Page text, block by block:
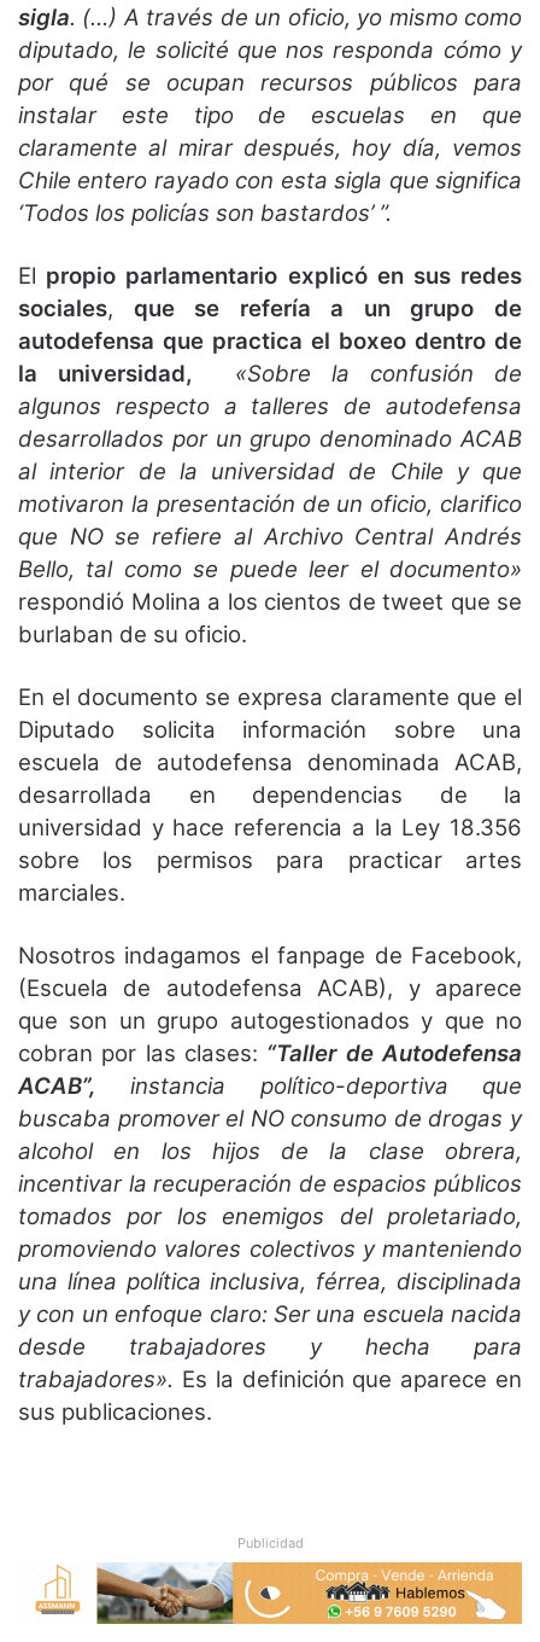
sigla. (…) A través de un oficio, yo mismo como
diputado, le solicité que nos responda cómo y
por qué se ocupan recursos públicos para
instalar este tipo de escuelas en que
claramente al mirar después, hoy día, vemos
Chile entero rayado con esta sigla que significa
‘Todos los policías son bastardos’ ”.
El propio parlamentario explicó en sus redes
sociales, que se refería a un grupo de
autodefensa que practica el boxeo dentro de
la universidad,
«Sobre la confusión de
algunos respecto a talleres de autodefensa
desarrollados por un grupo denominado ACAB
al interior de la universidad de Chile y que
motivaron la presentación de un oficio, clarifico
que NO se refiere al Archivo Central Andrés
Bello, tal como se puede leer el documento»
respondió Molina a los cientos de tweet que se
burlaban de su oficio.
En el documento se expresa claramente que el
Diputado solicita información sobre una
escuela de autodefensa denominada ACAB,
desarrollada en dependencias de la
universidad y hace referencia a la Ley 18.356
sobre los permisos para practicar artes
marciales.
Nosotros indagamos el fanpage de Facebook,
(Escuela de autodefensa ACAB), y aparece
que son un grupo autogestionados y que no
cobran por las clases: “Taller de Autodefensa
ACAB”, instancia político-deportiva que
buscaba promover el NO consumo de drogas y
alcohol en los hijos de la clase obrera,
incentivar la recuperación de espacios públicos
tomados por los enemigos del proletariado,
promoviendo valores colectivos y manteniendo
una línea política inclusiva, férrea, disciplinada
y con un enfoque claro: Ser una escuela nacida
desde trabajadores y hecha para
trabajadores». Es la definición que aparece en
sus publicaciones.
Publicidad